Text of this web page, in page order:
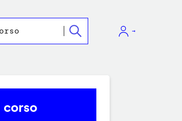
corso